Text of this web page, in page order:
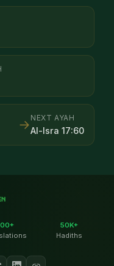
NEXT AYAH
Al-Isra 17:60
→
50K+
Hadiths